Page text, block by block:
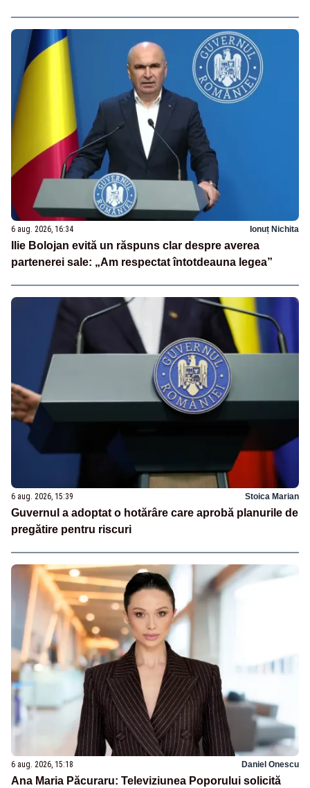
6 aug. 2026, 16:34 Ionuț Nichita
Ilie Bolojan evită un răspuns clar despre averea
partenerei sale: „Am respectat întotdeauna legea”
6 aug. 2026, 15:39 Stoica Marian
Guvernul a adoptat o hotărâre care aprobă planurile de
pregătire pentru riscuri
6 aug. 2026, 15:18 Daniel Onescu
Ana Maria Păcuraru: Televiziunea Poporului solicită